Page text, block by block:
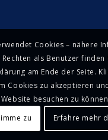
Cookies – nähere
als Benutzer finden
am Ende der Seite.
Cookies zu akzeptieren
Website besuchen zu
zu
Erfahre mehr